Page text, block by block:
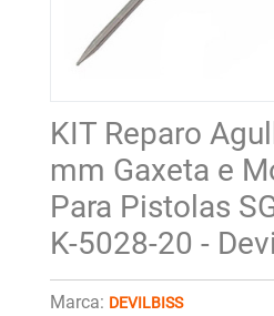
KIT Reparo
mm Gaxeta e
Para Pistolas
K-5028-20 -
Marca: DEVILBISS